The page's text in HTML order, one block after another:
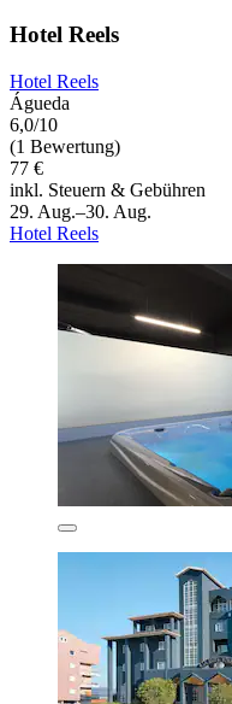
Hotel Reels
Hotel Reels
Águeda
6,0/10
(1 Bewertung)
77 €
inkl. Steuern & Gebühren
29. Aug.–30. Aug.
Hotel Reels